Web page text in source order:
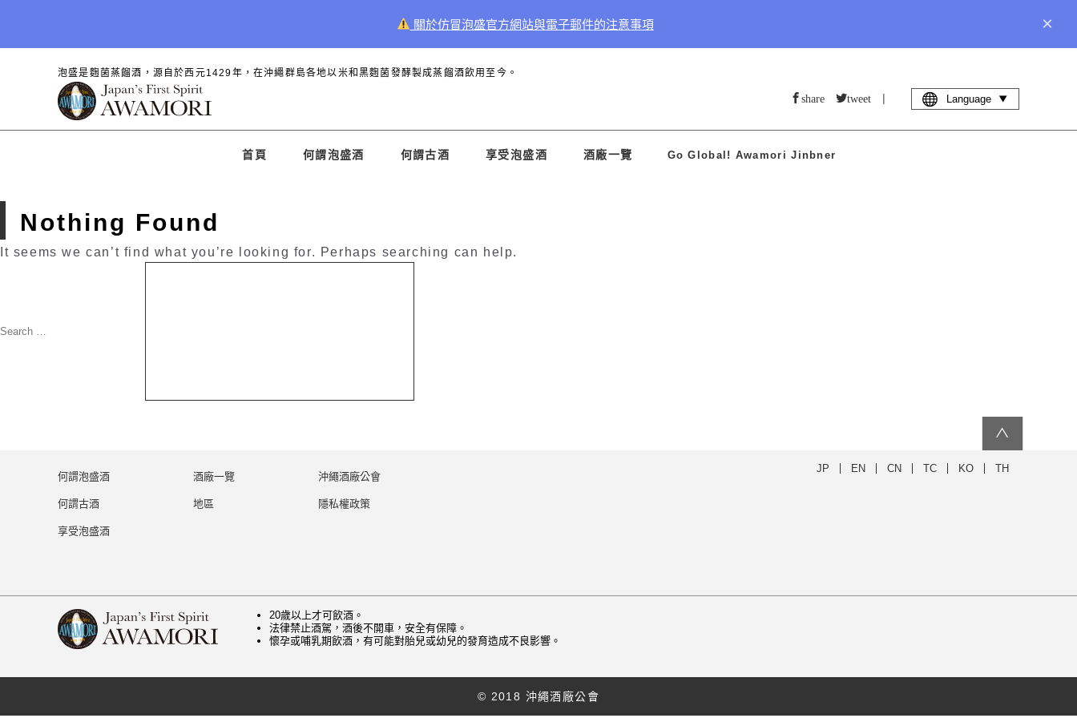
關於仿冒泡盛官方網站與電子郵件的注意事項 ×
泡盛是麴菌蒸餾酒，源自於西元1429年，在沖繩群島各地以米和黑麴菌發酵製成蒸餾酒飲用至今。
share tweet | Language
首頁 何謂泡盛酒 何謂古酒 享受泡盛酒 酒廠一覽 Go Global! Awamori Jinbner
Nothing Found
It seems we can’t find what you’re looking for. Perhaps searching can help.
∧
何謂泡盛酒
何謂古酒
享受泡盛酒
酒廠一覽
地區
沖繩酒廠公會
隱私權政策
JP EN CN TC KO TH
20歲以上才可飲酒。
法律禁止酒駕，酒後不開車，安全有保障。
懷孕或哺乳期飲酒，有可能對胎兒或幼兒的發育造成不良影響。
© 2018 沖繩酒廠公會